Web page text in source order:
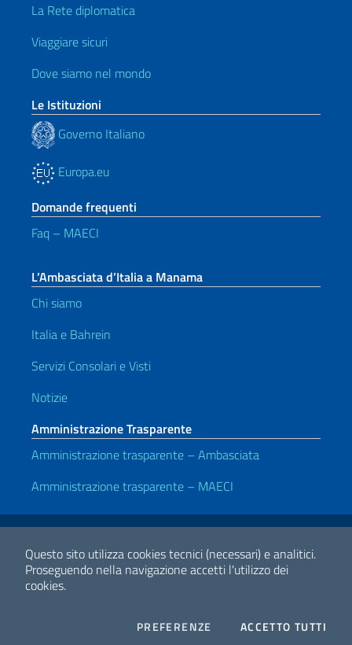
Questo sito utilizza cookies tecnici (necessari) e analitici.
Proseguendo nella navigazione accetti l'utilizzo dei
cookies.
PREFERENZE COOKIESACCETTO TUTTI
La Rete diplomatica
Viaggiare sicuri
Dove siamo nel mondo
Le Istituzioni
Governo Italiano
Europa.eu
Domande frequenti
Faq – MAECI
L’Ambasciata d’Italia a Manama
Chi siamo
Italia e Bahrein
Servizi Consolari e Visti
Notizie
Amministrazione Trasparente
Amministrazione trasparente – Ambasciata
Amministrazione trasparente – MAECI
Link Utili